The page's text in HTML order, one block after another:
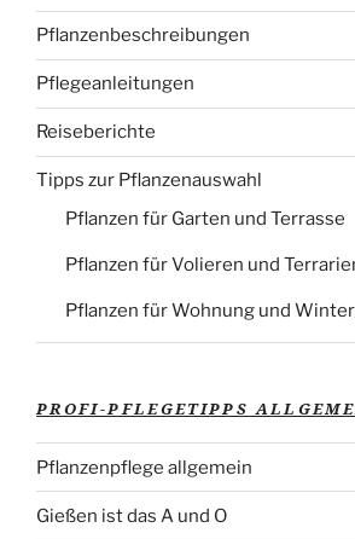
Pflanzenbeschreibungen
Pflegeanleitungen
Reiseberichte
Tipps zur Pflanzenauswahl
Pflanzen für Garten und Terrasse
Pflanzen für Volieren und
Pflanzen für Wohnung und
PROFI-PFLEGETIPPS
Pflanzenpflege allgemein
Gießen ist das A und O